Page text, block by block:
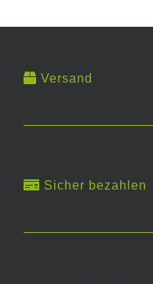
Versand
Sicher bezahlen